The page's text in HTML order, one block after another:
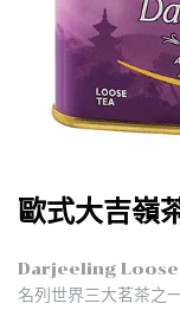
歐式大吉嶺
Darjeeling Loose
名列世界三大茗茶之